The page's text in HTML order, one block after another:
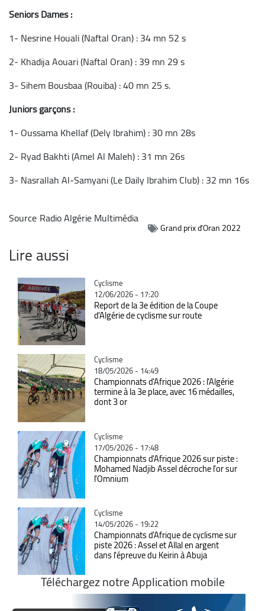
Seniors Dames :
1- Nesrine Houali (Naftal Oran) : 34 mn 52 s
2- Khadija Aouari (Naftal Oran) : 39 mn 29 s
3- Sihem Bousbaa (Rouiba) : 40 mn 25 s.
Juniors garçons :
1- Oussama Khellaf (Dely Ibrahim) : 30 mn 28s
2- Ryad Bakhti (Amel Al Maleh) : 31 mn 26s
3- Nasrallah Al-Samyani (Le Daily Ibrahim Club) : 32 mn 16s
Source Radio Algérie Multimédia
Grand prix d'Oran 2022
Lire aussi
Catégorie
Cyclisme
12/06/2026 - 17:20
Report de la 3e édition de la Coupe
d’Algérie de cyclisme sur route
Catégorie
Cyclisme
18/05/2026 - 14:49
Championnats d'Afrique 2026 : l'Algérie
termine à la 3e place, avec 16 médailles,
dont 3 or
Catégorie
Cyclisme
17/05/2026 - 17:48
Championnats d'Afrique 2026 sur piste :
Mohamed Nadjib Assel décroche l'or sur
l'Omnium
Catégorie
Cyclisme
14/05/2026 - 19:22
Championnats d'Afrique de cyclisme sur
piste 2026 : Assel et Allal en argent
dans l'épreuve du Keirin à Abuja
Téléchargez notre Application mobile